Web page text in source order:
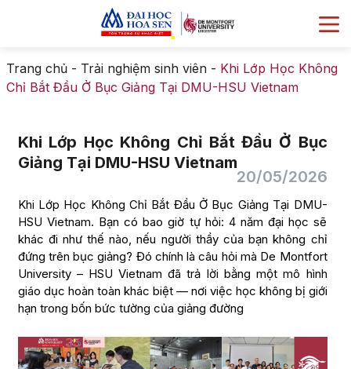
Trang chủ- Trải nghiệm sinh viên- Khi Lớp Học Không
Chỉ Bắt Đầu Ở Bục Giảng Tại DMU-HSU Vietnam
Khi Lớp Học Không Chỉ Bắt Đầu Ở Bục
Giảng Tại DMU-HSU Vietnam
20/05/2026
Khi Lớp Học Không Chỉ Bắt Đầu Ở Bục Giảng Tại DMU-
HSU Vietnam. Bạn có bao giờ tự hỏi: 4 năm đại học sẽ
khác đi như thế nào, nếu người thầy của bạn không chỉ
đứng trên bục giảng? Đó chính là câu hỏi mà De Montfort
University – HSU Vietnam đã trả lời bằng một mô hình
giáo dục hoàn toàn khác biệt — nơi việc học không bị giới
hạn trong bốn bức tường của giảng đường